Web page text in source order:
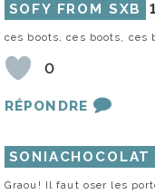
SOFY FROM SXB
ces boots, ces boots, ces
0
RÉPONDRE
SONIACHOCOLAT
Graou! Il faut oser les